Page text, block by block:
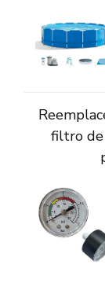
filtro de